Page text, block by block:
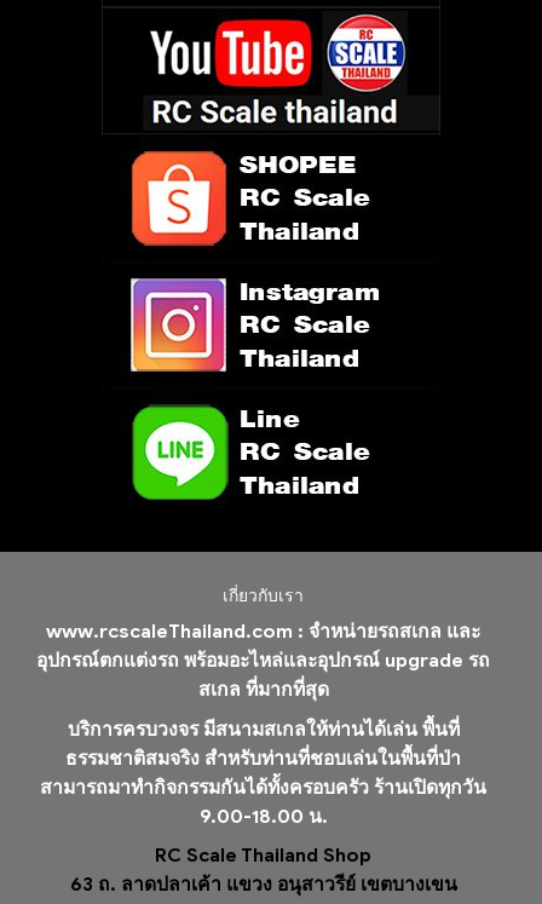
เกี่ยวกับเรา
www.rcscaleThailand.com : จำหน่ายรถสเกล และ
อุปกรณ์ตกแต่งรถ พร้อมอะไหล่และอุปกรณ์ upgrade รถ
สเกล ที่มากที่สุด
บริการครบวงจร มีสนามสเกลให้ท่านได้เล่น พื้นที่
ธรรมชาติสมจริง สำหรับท่านที่ชอบเล่นในพื้นที่ป่า
สามารถมาทำกิจกรรมกันได้ทั้งครอบครัว ร้านเปิดทุกวัน
9.00-18.00 น.
RC Scale Thailand Shop
63 ถ. ลาดปลาเค้า แขวง อนุสาวรีย์ เขตบางเขน